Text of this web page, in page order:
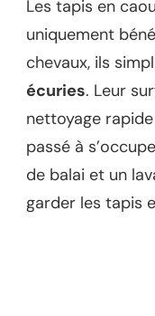
Les tapis en
uniquement
chevaux, ils
écuries. Leur
nettoyage
passé à
de balai et un
garder les tapis